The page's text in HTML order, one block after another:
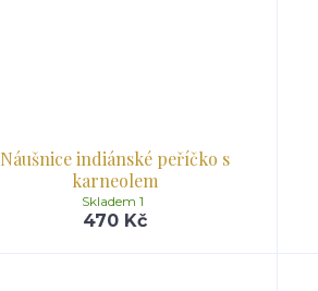
Náušnice indiánské peříčko s
karneolem
470 Kč
Skladem 1